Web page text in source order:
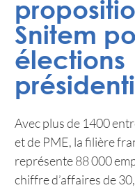
Snitem
élections
Avec plus de 1400
et de PME, la filière
représente 88 000
chiffre d’affaires de